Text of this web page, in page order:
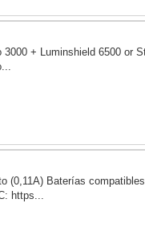
+ Luminshield 6500 or
(0,11A) Baterías
https...